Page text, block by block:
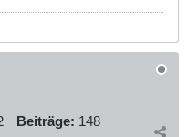
Beiträge: 148